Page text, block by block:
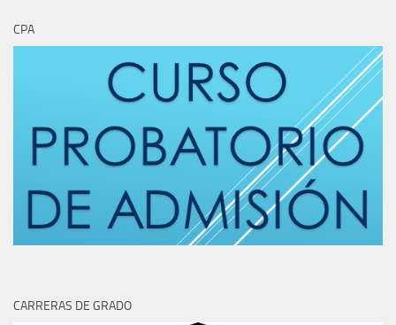
CPA
CARRERAS DE GRADO